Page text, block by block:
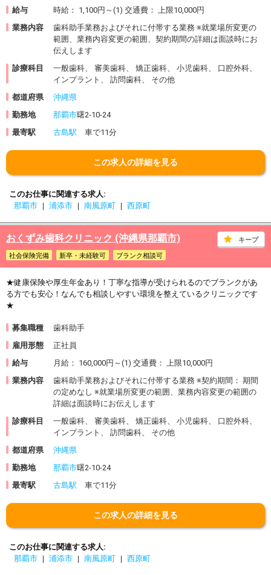
給与
時給： 1,100円～(1) 交通費： 上限10,000円
業務内容
歯科助手業務およびそれに付帯する業務 ※就業場所変更の
範囲、業務内容変更の範囲、契約期間の詳細は面談時にお
伝えします
診療科目
一般歯科、 審美歯科、 矯正歯科、 小児歯科、 口腔外科、
インプラント、 訪問歯科、 その他
都道府県
沖縄県
勤務地
那覇市曙2-10-24
最寄駅
古島駅 車で11分
この求人の詳細を見る
このお仕事に関連する求人
那覇市
浦添市 南風原町 西原町
キープ
おくずみ歯科クリニック (沖縄県那覇市)
社会保険完備 新卒・未経験可 ブランク相談可
★健康保険や厚生年金あり！丁寧な指導が受けられるのでブランクがあ
る方でも安心！なんでも相談しやすい環境を整えているクリニックです
★
募集職種
歯科助手
雇用形態
正社員
給与
月給： 160,000円～(1) 交通費： 上限10,000円
業務内容
歯科助手業務およびそれに付帯する業務 ※契約期間： 期間
の定めなし ※就業場所変更の範囲、業務内容変更の範囲の
詳細は面談時にお伝えします
診療科目
一般歯科、 審美歯科、 矯正歯科、 小児歯科、 口腔外科、
インプラント、 訪問歯科、 その他
都道府県
沖縄県
勤務地
那覇市曙2-10-24
最寄駅
古島駅 車で11分
この求人の詳細を見る
このお仕事に関連する求人
那覇市
浦添市 南風原町 西原町